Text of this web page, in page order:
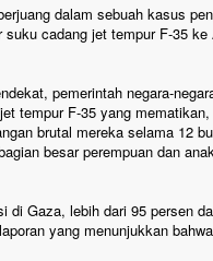
dalam sebuah kasus
cadang jet tempur F-35
pemerintah negara-
tempur F-35 yang
brutal mereka selama 12
besar perempuan dan
di Gaza, lebih dari 95 persen
yang menunjukkan